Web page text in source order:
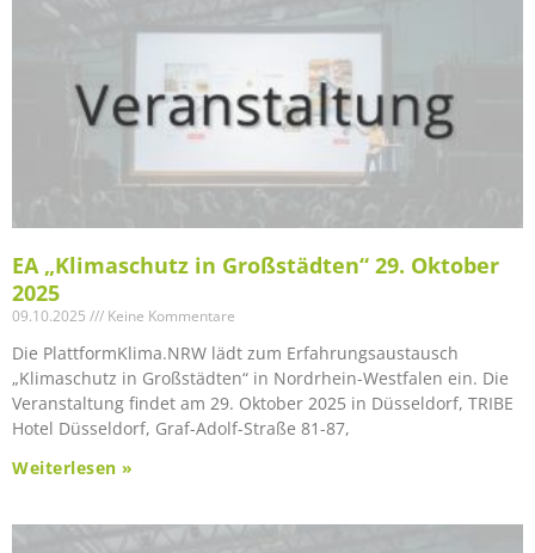
EA „Klimaschutz in Großstädten“ 29. Oktober
2025
09.10.2025 Keine Kommentare
Die PlattformKlima.NRW lädt zum Erfahrungsaustausch
„Klimaschutz in Großstädten“ in Nordrhein-Westfalen ein. Die
Veranstaltung findet am 29. Oktober 2025 in Düsseldorf, TRIBE
Hotel Düsseldorf, Graf-Adolf-Straße 81-87,
Weiterlesen »